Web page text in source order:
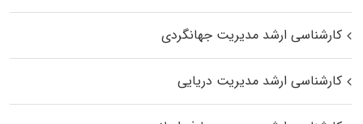
کارشناسی ارشد مدیریت جهانگردی
کارشناسی ارشد مدیریت دریایی